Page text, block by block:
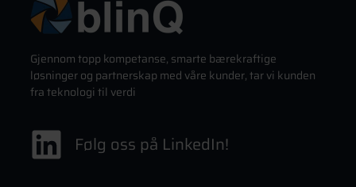
Gjennom topp kompetanse, smarte bærekraftige
løsninger og partnerskap med våre kunder, tar vi kunden
fra teknologi til verdi
Følg oss på LinkedIn!